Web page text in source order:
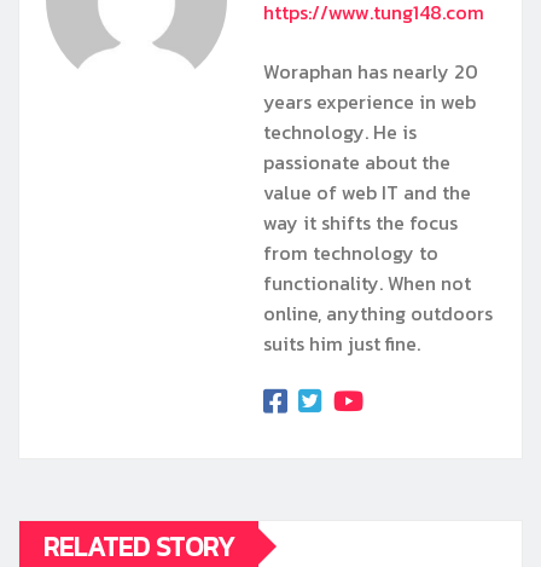
https://www.tung148.com
Woraphan has nearly 20
years experience in web
technology. He is
passionate about the
value of web IT and the
way it shifts the focus
from technology to
functionality. When not
online, anything outdoors
suits him just fine.
RELATED STORY